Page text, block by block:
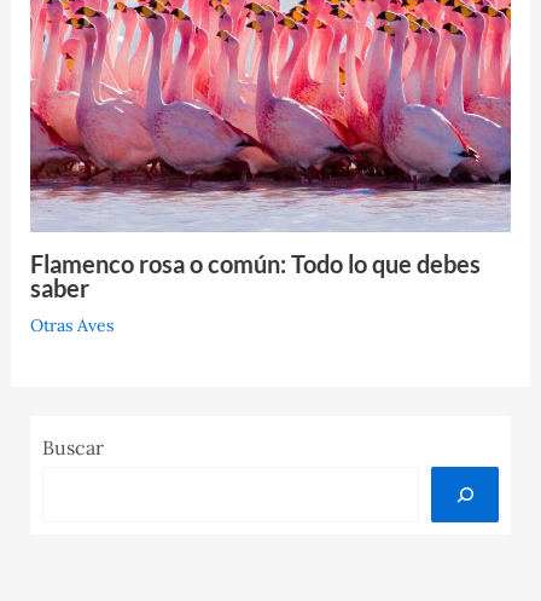
Flamenco rosa o común: Todo lo que debes
saber
Otras Aves
Buscar